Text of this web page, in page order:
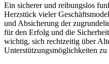
Ein sicherer und reibungslos
Herzstück vieler
und Absicherung der
für den Erfolg und die
wichtig, sich rechtzeitig über
Unterstützungsmöglichkeiten